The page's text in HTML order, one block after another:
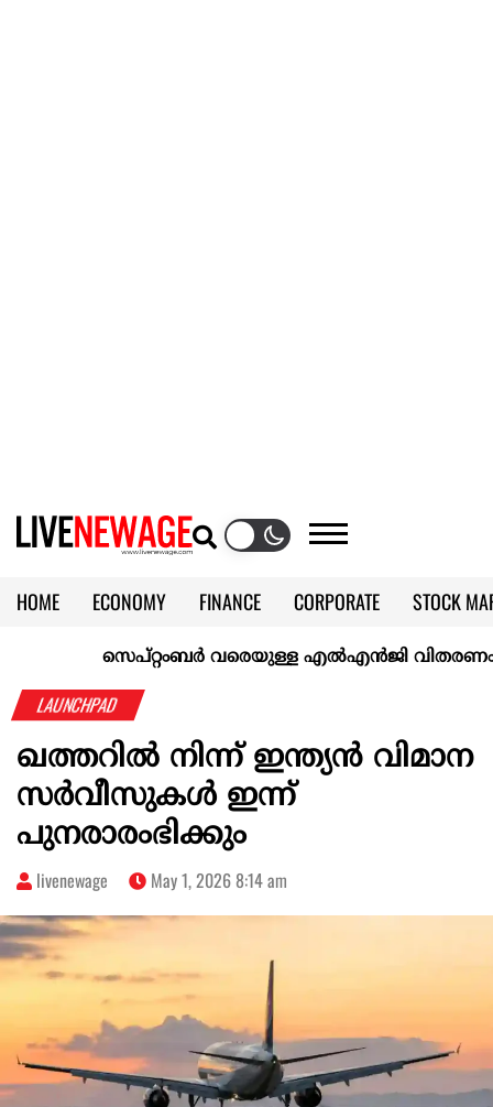
HOME ECONOMY FINANCE CORPORATE
STOCK
KERALA @70
സെപ്റ്റംബർ വരെയുള്ള എൽഎൻജി വിതരണം
LAUNCHPAD
ഖത്തറിൽ നിന്ന് ഇന്ത്യൻ വിമാന
സർവീസുകൾ ഇന്ന്
പുനരാരംഭിക്കും
livenewage May 1, 2026 8:14 am